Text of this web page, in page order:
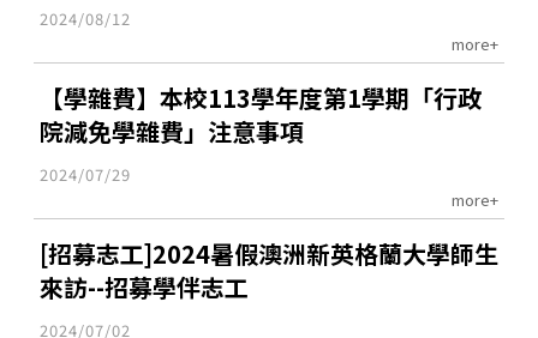
2024/08/12
more+
【學雜費】本校113學年度第1學期「行政
院減免學雜費」注意事項
2024/07/29
more+
[招募志工]2024暑假澳洲新英格蘭大學師生
來訪--招募學伴志工
2024/07/02